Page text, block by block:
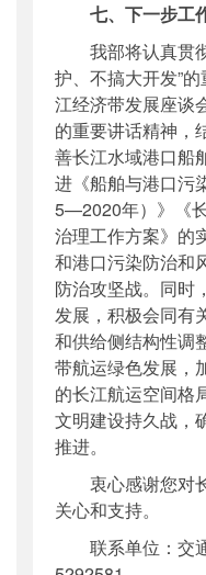
七、下一步工
我部将认真贯
护、不搞大开发”
江经济带发展座谈
的重要讲话精神，
善长江水域港口船
进《船舶与港口污
5—2020年）》《
治理工作方案》的
和港口污染防治和
防治攻坚战。同时
发展，积极会同有
和供给侧结构性调
带航运绿色发展，
的长江航运空间格
文明建设持久战，
推进。
衷心感谢您对
关心和支持。
联系单位：交